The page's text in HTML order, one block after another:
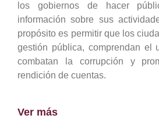
los gobiernos de hacer
información sobre sus
propósito es permitir que los
gestión pública, comprendan el
combatan la corrupción y
rendición de cuentas.
Ver más